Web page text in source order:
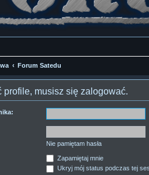
Forum Satedu
profile, musisz się zalogować.
Nie pamiętam hasła
Zapamiętaj mnie
Ukryj mój status podczas tej